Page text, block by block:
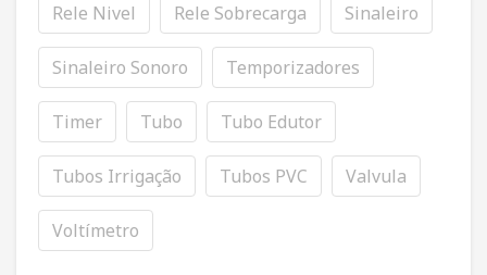
Rele Nivel Rele Sobrecarga Sinaleiro
Sinaleiro Sonoro Temporizadores
Timer Tubo Tubo Edutor
Tubos Irrigação Tubos PVC Valvula
Voltímetro